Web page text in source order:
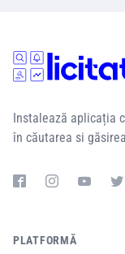
Instalează aplicația
în căutarea si
PLATFORMĂ